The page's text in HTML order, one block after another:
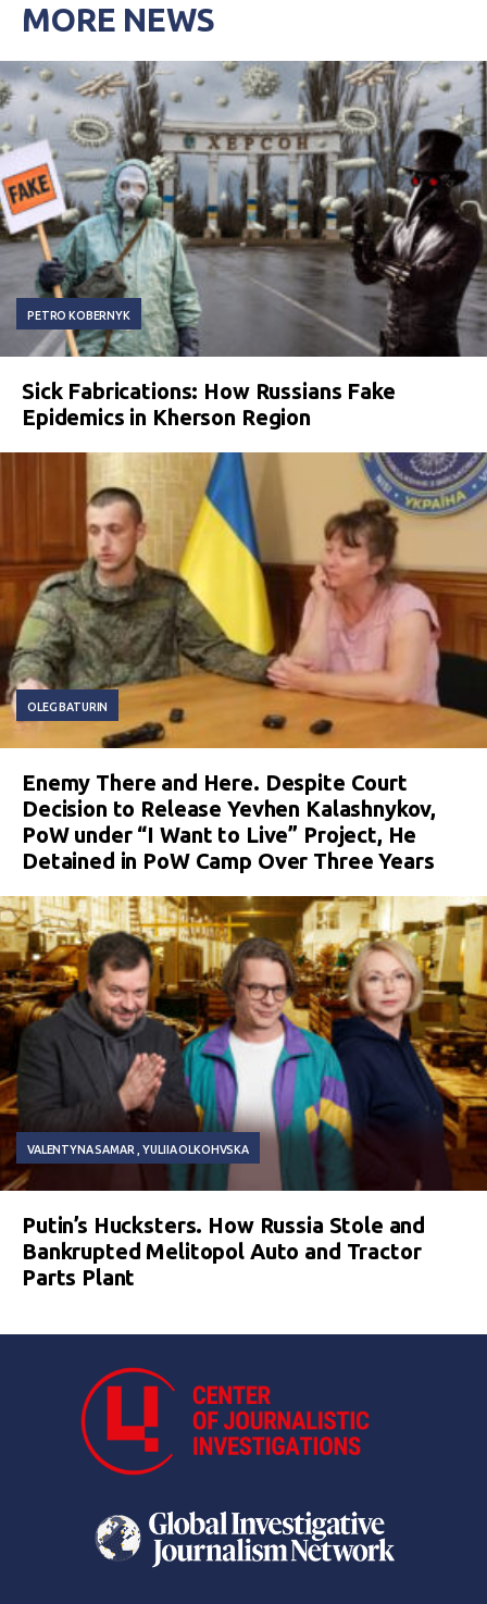
MORE NEWS
PETRO KOBERNYK
Sick Fabrications: How Russians Fake
Epidemics in Kherson Region
OLEG BATURIN
Enemy There and Here. Despite Court
Decision to Release Yevhen Kalashnykov,
PoW under “I Want to Live” Project, He
Detained in PoW Camp Over Three Years
VALENTYNA SAMAR YULIIA OLKOHVSKA
Putin’s Hucksters. How Russia Stole and
Bankrupted Melitopol Auto and Tractor
Parts Plant